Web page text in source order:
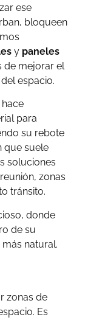
ese
bloqueen
y paneles
de mejorar el
espacio.
hace
para
su rebote
que suele
soluciones
zonas
tránsito.
donde
de su
natural.
zonas de
Es